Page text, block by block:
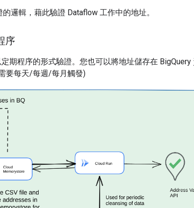
的邏輯，藉此驗證 Dataflow 工作中的地址。
序
期程序的形式驗證。您也可以將地址儲存在 BigQuery
要每天/每週/每月觸發)